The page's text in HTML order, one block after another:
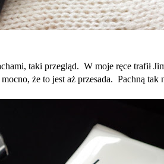
taki przegląd. W moje ręce trafił
że to jest aż przesada. Pachną tak